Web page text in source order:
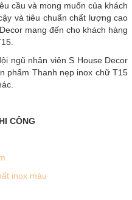
cầu và mong muốn của khách
và tiêu chuẩn chất lượng cao
mang đến cho khách hàng
ngũ nhân viên S House Decor
phẩm Thanh nẹp inox chữ T15
CÔNG
inox màu